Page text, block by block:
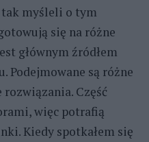
tak myśleli o tym
się na różne
głównym źródłem
Podejmowane są różne
rozwiązania. Część
więc potrafią
Kiedy spotkałem się